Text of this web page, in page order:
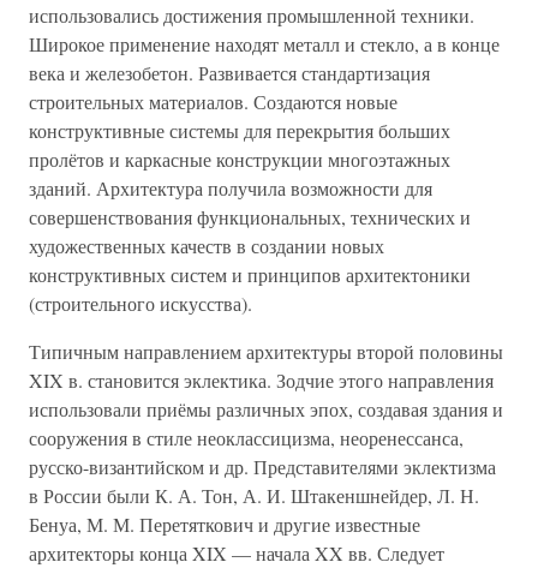
использовались достижения промышленной техники.
Широкое применение находят металл и стекло, а в конце
века и железобетон. Развивается стандартизация
строительных материалов. Создаются новые
конструктивные системы для перекрытия больших
пролётов и каркасные конструкции многоэтажных
зданий. Архитектура получила возможности для
совершенствования функциональных, технических и
художественных качеств в создании новых
конструктивных систем и принципов архитектоники
(строительного искусства).
Типичным направлением архитектуры второй половины
XIX в. становится эклектика. Зодчие этого направления
использовали приёмы различных эпох, создавая здания и
сооружения в стиле неоклассицизма, неоренессанса,
русско-византийском и др. Представителями эклектизма
в России были К. А. Тон, А. И. Штакеншнейдер, Л. Н.
Бенуа, М. М. Перетяткович и другие известные
архитекторы конца XIX — начала XX вв. Следует